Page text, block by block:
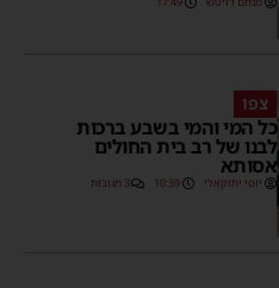
צפו
כל המי והמי בשבע ברכות
לבנו של רב בית החולים
אסותא
יוסי יחזקאלי 10:39 3 תגובות